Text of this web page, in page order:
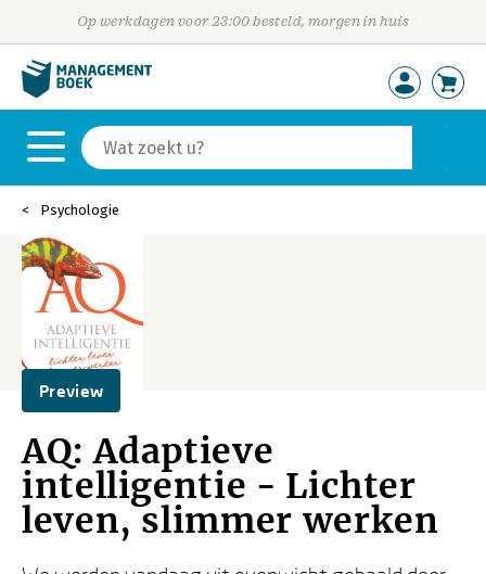
Op werkdagen voor 23:00 besteld, morgen in huis
Psychologie
Preview
AQ: Adaptieve
intelligentie - Lichter
leven, slimmer werken